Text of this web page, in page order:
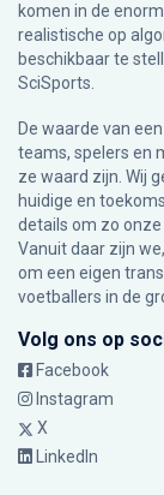
komen in de
realistische op
beschikbaar te
SciSports
De waarde van
teams, spelers en
ze waard zijn. Wij
huidige en
details om zo
Vanuit daar zijn
om een eigen
voetballers in de
Volg ons op
Facebook
Instagram
X
LinkedIn